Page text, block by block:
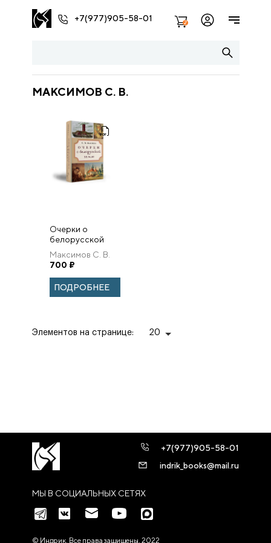
+7(977)905-58-01 2
МАКСИМОВ С. В.
Очерки о
белорусской
земле
Максимов С. В.
700 ₽
ПОДРОБНЕЕ
Элементов на странице: 20
МЫ В СОЦИАЛЬНЫХ СЕТЯХ
+7(977)905-58-01
indrik_books@mail.ru
© Индрик. Все права защищены, 2022